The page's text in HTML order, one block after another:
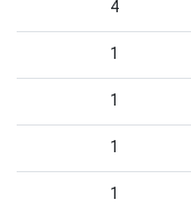
4
1
1
1
1